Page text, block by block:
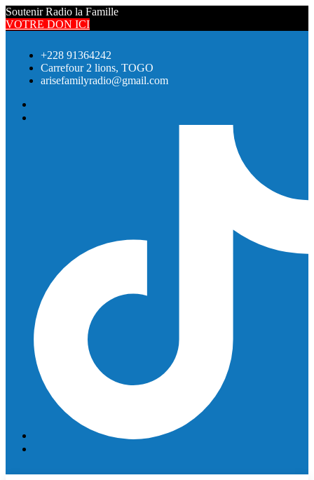
Soutenir Radio la Famille
VOTRE DON ICI
+228 91364242
Carrefour 2 lions, TOGO
arisefamilyradio@gmail.com